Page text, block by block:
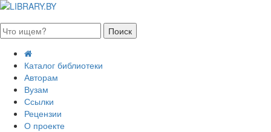
Каталог библиотеки
Авторам
Вузам
Ссылки
Рецензии
О проекте